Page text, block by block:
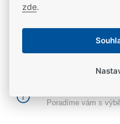
Doprava zdarma
Při každém nákupu
Poradíme vám s
zde.